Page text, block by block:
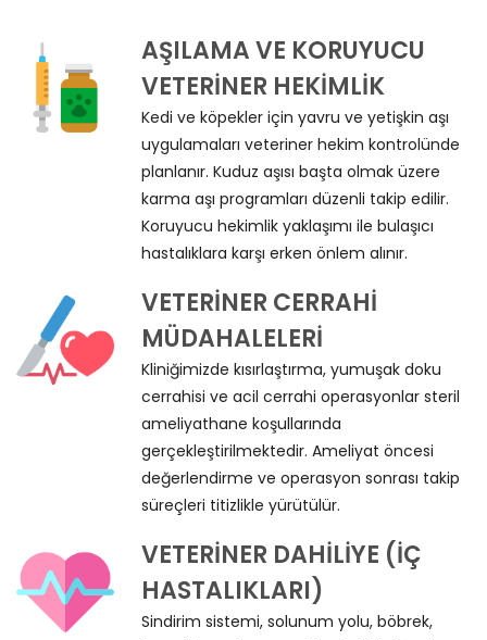
AŞILAMA VE KORUYUCU
VETERINER HEKIMLIK
Kedi ve köpekler için yavru ve yetişkin aşı
uygulamaları veteriner hekim kontrolünde
planlanır. Kuduz aşısı başta olmak üzere
karma aşı programları düzenli takip edilir.
Koruyucu hekimlik yaklaşımı ile bulaşıcı
hastalıklara karşı erken önlem alınır.
VETERINER CERRAHI
MÜDAHALELERI
Kliniğimizde kısırlaştırma, yumuşak doku
cerrahisi ve acil cerrahi operasyonlar steril
ameliyathane koşullarında
gerçekleştirilmektedir. Ameliyat öncesi
değerlendirme ve operasyon sonrası takip
süreçleri titizlikle yürütülür.
VETERINER DAHILIYE (İÇ
HASTALIKLARI)
Sindirim sistemi, solunum yolu, böbrek,